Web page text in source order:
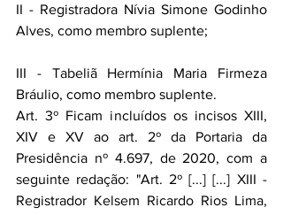
II - Registradora Nívia Simone Godinho
Alves, como membro suplente;
III - Tabeliã Hermínia Maria Firmeza
Bráulio, como membro suplente.
Art. 3º Ficam incluídos os incisos XIII,
XIV e XV ao art. 2º da Portaria da
Presidência nº 4.697, de 2020, com a
seguinte redação: "Art. 2º [...] [...] XIII -
Registrador Kelsem Ricardo Rios Lima,